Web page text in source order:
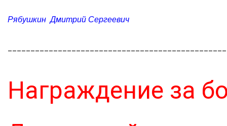
Рябушкин Дмитрий Сергеевич
Награждение за